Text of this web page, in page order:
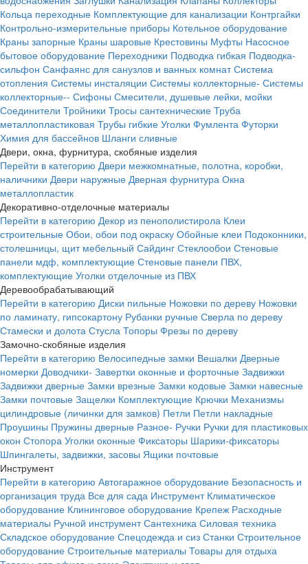
Кольца переходные Комплектующие для канализации Контргайки
Контрольно-измерительные приборы Котельное оборудование
Краны запорные Краны шаровые Крестовины Муфты Насосное
бытовое оборудование Переходники Подводка гибкая Подводка-
сильфон Санфаянс для санузлов и ванных комнат Система
отопления Системы инсталяции Системы коллекторные- Системы
коллекторные-- Сифоны Смесители, душевые лейки, мойки
Соединители Тройники Тросы сантехнические Труба
металлопластиковая Трубы гибкие Уголки Фумлента Футорки
Химия для бассейнов Шланги сливные
Двери, окна, фурнитура, скобяные изделия
Перейти в категорию Двери межкомнатные, полотна, коробки,
наличники Двери наружные Дверная фурнитура Окна
металлопластик
Декоративно-отделочные материалы
Перейти в категорию Декор из пенополистирола Клеи
строительные Обои, обои под окраску Обойные клеи Подоконники,
столешницы, щит мебельный Сайдинг Стеклообои Стеновые
панели мдф, комплектующие Стеновые панели ПВХ,
комплектующие Уголки отделочные из ПВХ
Деревообрабатывающий
Перейти в категорию Диски пильные Ножовки по дереву Ножовки
по ламинату, гипсокартону Рубанки ручные Сверла по дереву
Стамески и долота Стусла Топоры Фрезы по дереву
Замочно-скобяные изделия
Перейти в категорию Велосипедные замки Вешалки Дверные
номерки Доводчики- Завертки оконные и форточные Задвижки
Задвижки дверные Замки врезные Замки кодовые Замки навесные
Замки почтовые Защелки Комплектующие Крючки Механизмы
цилиндровые (личинки для замков) Петли Петли накладные
Проушины Пружины дверные Разное- Ручки Ручки для пластиковых
окон Стопора Уголки оконные Фиксаторы Шарики-фиксаторы
Шпингалеты, задвижки, засовы Ящики почтовые
Инструмент
Перейти в категорию Автогаражное оборудование Безопасность и
организация труда Все для сада Инструмент Климатическое
оборудование Клининговое оборудование Крепеж Расходные
материалы Ручной инструмент Сантехника Силовая техника
Складское оборудование Спецодежда и сиз Станки Строительное
оборудование Строительные материалы Товары для отдыха